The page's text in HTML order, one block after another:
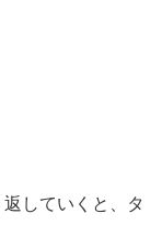
していくと、タ